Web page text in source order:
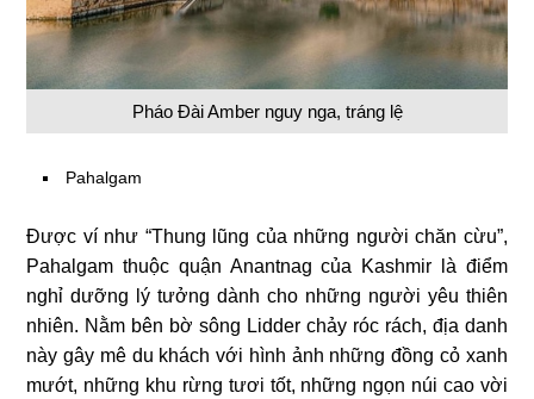
Pháo Đài Amber nguy nga, tráng lệ
Pahalgam
Được ví như “Thung lũng của những người chăn cừu”,
Pahalgam thuộc quận Anantnag của Kashmir là điểm
nghỉ dưỡng lý tưởng dành cho những người yêu thiên
nhiên. Nằm bên bờ sông Lidder chảy róc rách, địa danh
này gây mê du khách với hình ảnh những đồng cỏ xanh
mướt, những khu rừng tươi tốt, những ngọn núi cao vời